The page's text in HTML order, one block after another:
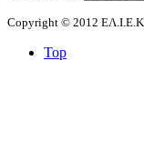
Copyright © 2012
Top